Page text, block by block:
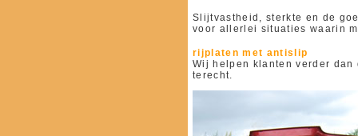
Slijtvastheid, sterkte en de
voor allerlei situaties waarin
rijplaten met antislip
Wij helpen klanten verder
terecht.